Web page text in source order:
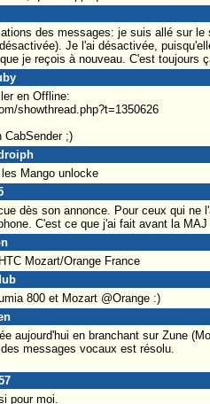
des messages: je suis allé sur
Je l'ai désactivée,
je reçois à nouveau. C'est toujours
en Offline:
showthread.php?t=1350626
CabSender ;)
Mango unlocke
dès son annonce. Pour ceux qui
C'est ce que j'ai fait avant la
Mozart/Orange France
800 et Mozart @Orange :)
aujourd'hui en branchant sur Zune
messages vocaux est résolu.
pour moi.